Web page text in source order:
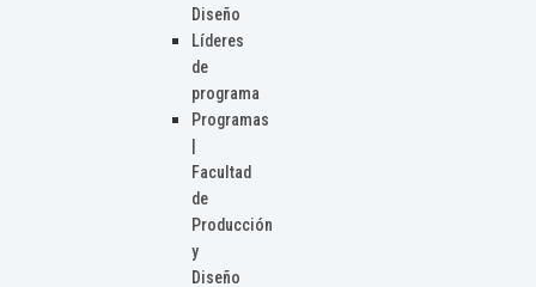
Diseño
Líderes
de
programa
Programas
Facultad
de
Producción
y
Diseño